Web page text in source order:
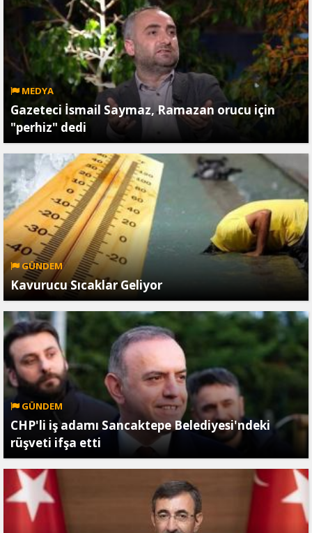
MEDYA
Gazeteci İsmail Saymaz, Ramazan orucu için
"perhiz" dedi
GÜNDEM
Kavurucu Sıcaklar Geliyor
GÜNDEM
CHP'li iş adamı Sancaktepe Belediyesi'ndeki
rüşveti ifşa etti